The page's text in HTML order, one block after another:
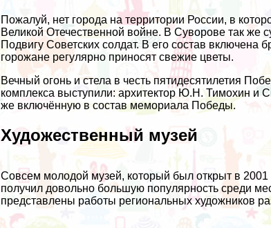
Пожалуй, нет города на территории России, в
Великой Отечественной войне. В Суворове так
Подвигу Советских солдат. В его состав включена
горожане регулярно приносят свежие цветы.
Вечный огонь и стела в честь пятидесятилетия
комплекса выступили: архитектор Ю.Н. Тимохин и
же включённую в состав мемориала Победы.
Художественный музей
Совсем молодой музей, который был открыт в
получил довольно большую популярность среди
представлены работы региональных художников